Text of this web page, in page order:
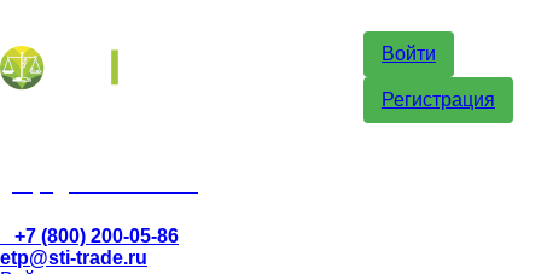
Войти
Регистрация
+7 (800) 200-05-86
etp@sti-trade.ru